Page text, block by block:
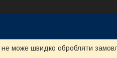
не може швидко обробляти